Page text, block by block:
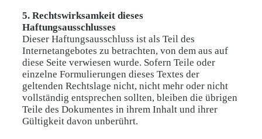
5. Rechtswirksamkeit dieses
Haftungsausschlusses
Dieser Haftungsausschluss ist als Teil des
Internetangebotes zu betrachten, von dem aus auf
diese Seite verwiesen wurde. Sofern Teile oder
einzelne Formulierungen dieses Textes der
geltenden Rechtslage nicht, nicht mehr oder nicht
vollständig entsprechen sollten, bleiben die übrigen
Teile des Dokumentes in ihrem Inhalt und ihrer
Gültigkeit davon unberührt.